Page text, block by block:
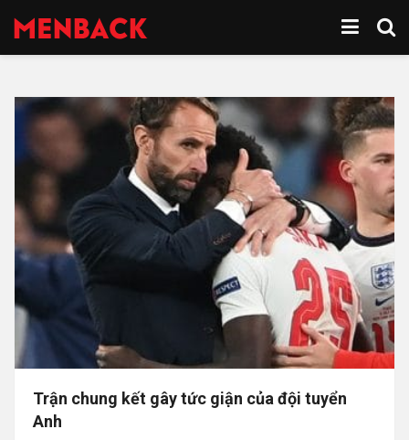
Trận chung kết gây tức giận của đội tuyển
Anh